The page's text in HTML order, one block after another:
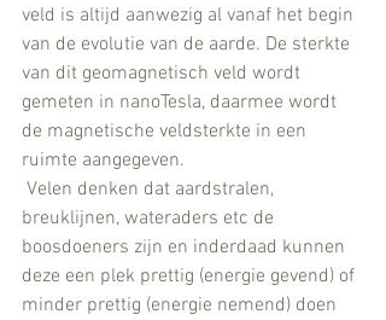
veld is altijd aanwezig al vanaf het begin
van de evolutie van de aarde. De sterkte
van dit geomagnetisch veld wordt
gemeten in nanoTesla, daarmee wordt
de magnetische veldsterkte in een
ruimte aangegeven.
breuklijnen, wateraders etc de
boosdoeners zijn en inderdaad kunnen
deze een plek prettig (energie gevend) of
minder prettig (energie nemend) doen